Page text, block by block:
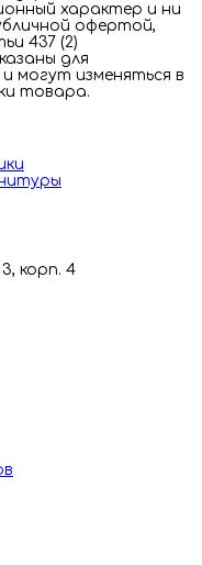
характер и ни
офертой,
437 (2)
для
могут изменяться в
товара.
корп. 4